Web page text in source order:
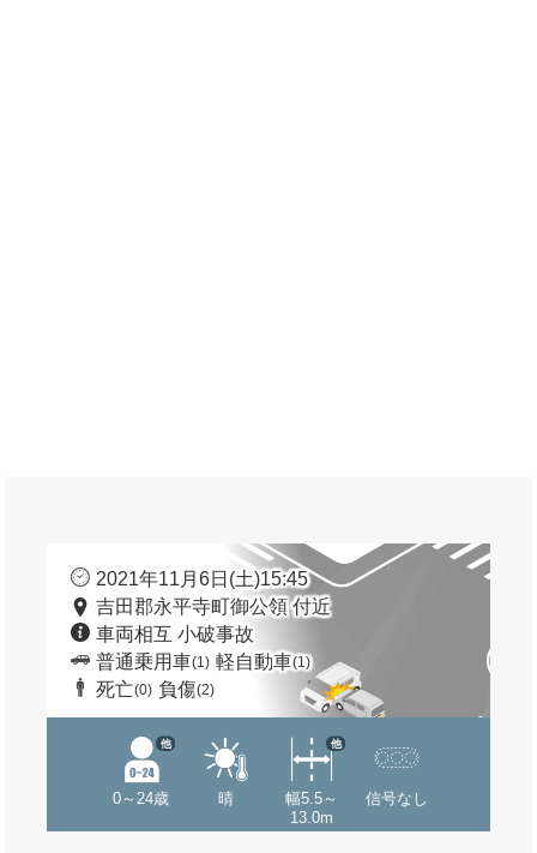
2021年11月6日(土)15:45
吉田郡永平寺町御公領 付近
車両相互 小破事故
普通乗用車(1) 軽自動車(1)
死亡(0) 負傷(2)
0～24歳
他
晴
幅5.5～
13.0m
他
信号なし